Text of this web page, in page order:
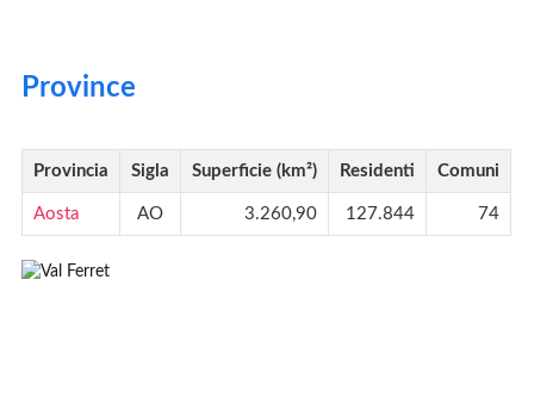
Province
Provincia Sigla Superficie (km²) Residenti Comuni
Aosta AO 3.260,90 127.844 74